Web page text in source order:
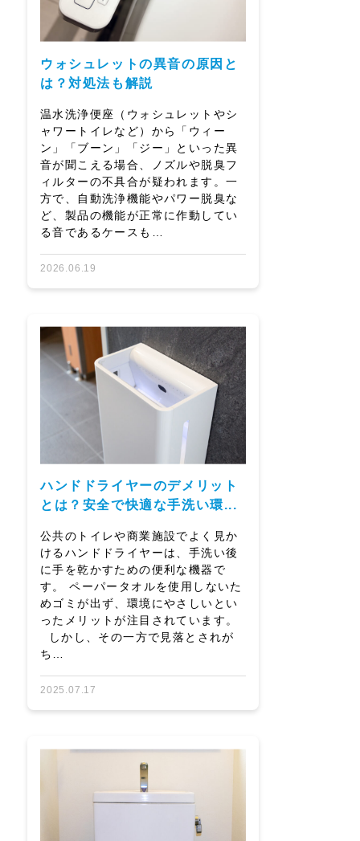
ウォシュレットの異音の原因と
は？対処法も解説
温水洗浄便座（ウォシュレットやシ
ャワートイレなど）から「ウィー
ン」「ブーン」「ジー」といった異
音が聞こえる場合、ノズルや脱臭フ
ィルターの不具合が疑われます。一
方で、自動洗浄機能やパワー脱臭な
ど、製品の機能が正常に作動してい
る音であるケースも…
2026.06.19
ハンドドライヤーのデメリット
とは？安全で快適な手洗い環...
公共のトイレや商業施設でよく見か
けるハンドドライヤーは、手洗い後
に手を乾かすための便利な機器で
す。 ペーパータオルを使用しないた
めゴミが出ず、環境にやさしいとい
ったメリットが注目されています。
しかし、その一方で見落とされが
ち…
2025.07.17